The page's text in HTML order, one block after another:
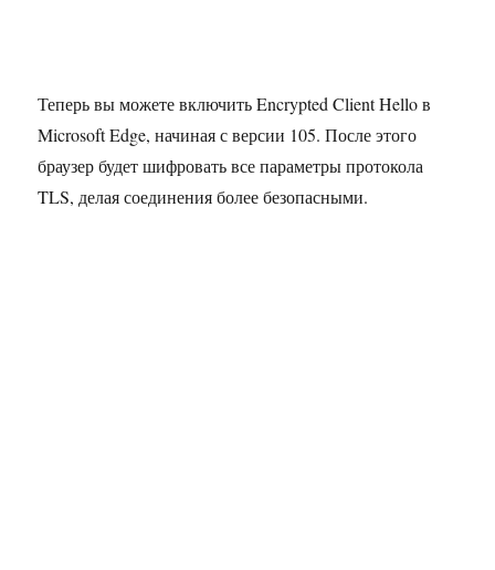
Теперь вы можете включить Encrypted Client Hello в
Microsoft Edge, начиная с версии 105. После этого
браузер будет шифровать все параметры протокола
TLS, делая соединения более безопасными.